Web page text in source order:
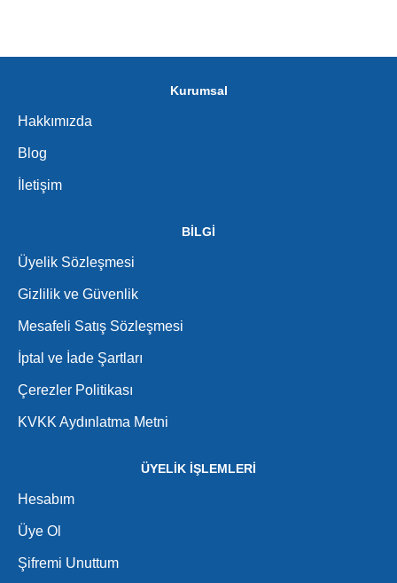
Kurumsal
Hakkımızda
Blog
İletişim
BİLGİ
Üyelik Sözleşmesi
Gizlilik ve Güvenlik
Mesafeli Satış Sözleşmesi
İptal ve İade Şartları
Çerezler Politikası
KVKK Aydınlatma Metni
ÜYELİK İŞLEMLERİ
Hesabım
Üye Ol
Şifremi Unuttum